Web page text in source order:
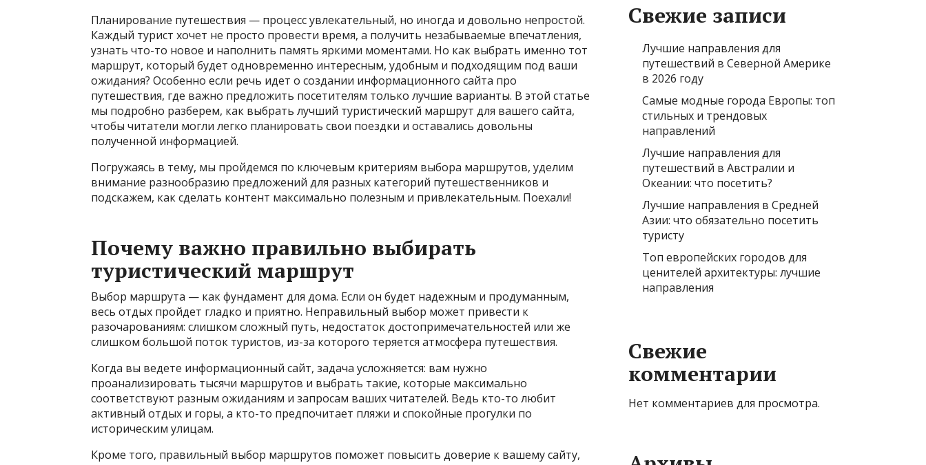
Планирование путешествия — процесс увлекательный, но иногда и довольно непростой.
Каждый турист хочет не просто провести время, а получить незабываемые впечатления,
узнать что-то новое и наполнить память яркими моментами. Но как выбрать именно тот
маршрут, который будет одновременно интересным, удобным и подходящим под ваши
ожидания? Особенно если речь идет о создании информационного сайта про
путешествия, где важно предложить посетителям только лучшие варианты. В этой статье
мы подробно разберем, как выбрать лучший туристический маршрут для вашего сайта,
чтобы читатели могли легко планировать свои поездки и оставались довольны
полученной информацией.
Погружаясь в тему, мы пройдемся по ключевым критериям выбора маршрутов, уделим
внимание разнообразию предложений для разных категорий путешественников и
подскажем, как сделать контент максимально полезным и привлекательным. Поехали!
Почему важно правильно выбирать
туристический маршрут
Выбор маршрута — как фундамент для дома. Если он будет надежным и продуманным,
весь отдых пройдет гладко и приятно. Неправильный выбор может привести к
разочарованиям: слишком сложный путь, недостаток достопримечательностей или же
слишком большой поток туристов, из-за которого теряется атмосфера путешествия.
Когда вы ведете информационный сайт, задача усложняется: вам нужно
проанализировать тысячи маршрутов и выбрать такие, которые максимально
соответствуют разным ожиданиям и запросам ваших читателей. Ведь кто-то любит
активный отдых и горы, а кто-то предпочитает пляжи и спокойные прогулки по
историческим улицам.
Кроме того, правильный выбор маршрутов поможет повысить доверие к вашему сайту,
Свежие записи
Лучшие направления для
путешествий в Северной Америке
в 2026 году
Самые модные города Европы: топ
стильных и трендовых
направлений
Лучшие направления для
путешествий в Австралии и
Океании: что посетить?
Лучшие направления в Средней
Азии: что обязательно посетить
туристу
Топ европейских городов для
ценителей архитектуры: лучшие
направления
Свежие
комментарии
Нет комментариев для просмотра.